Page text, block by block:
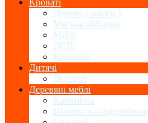
Кроваті
Дерево ( масив )
Мягкая оббивка
МДФ
ДСП
Кованые
Дитячі
Детские
Деревяні меблі
Кабинеты
Шкафы и гардеробные